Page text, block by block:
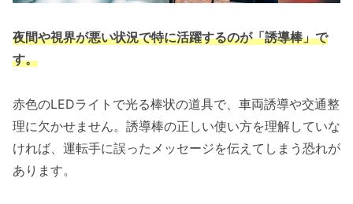
夜間や視界が悪い状況で特に活躍するのが「誘導棒」で
す。
赤色のLEDライトで光る棒状の道具で、車両誘導や交通整
理に欠かせません。誘導棒の正しい使い方を理解していな
ければ、運転手に誤ったメッセージを伝えてしまう恐れが
あります。